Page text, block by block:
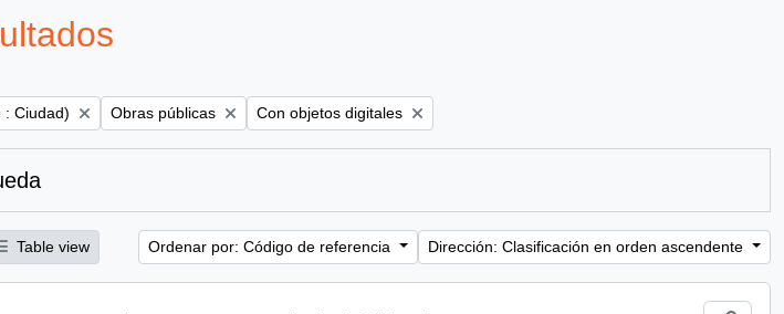
: Ciudad) Remove filter:
Obras públicas Remove filter:
Con objetos digitales
Table view Ordenar por: Código de referencia Dirección: Clasificación en orden ascendente